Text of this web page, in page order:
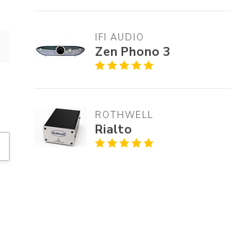
IFI AUDIO
Zen Phono 3
ROTHWELL
Rialto